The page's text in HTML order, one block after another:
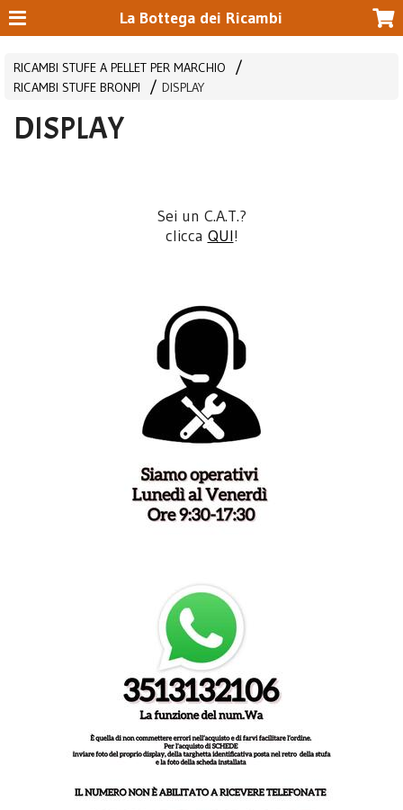
La Bottega dei Ricambi
RICAMBI STUFE A PELLET PER MARCHIO
RICAMBI STUFE BRONPI
DISPLAY
DISPLAY
Sei un C.A.T.?
clicca QUI!